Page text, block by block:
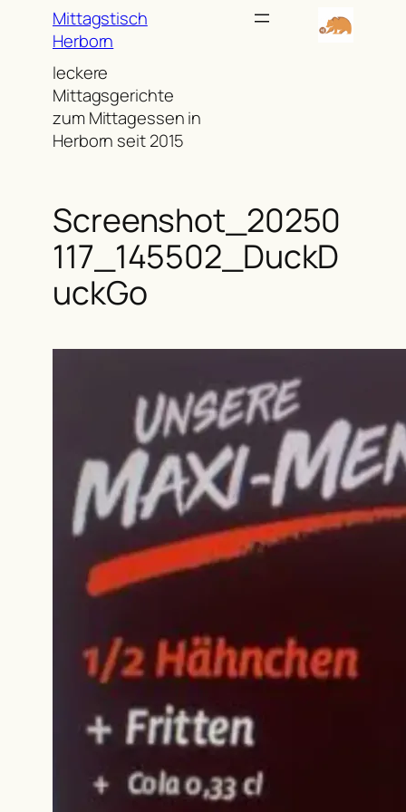
springen
Mittagstisch
Herborn
leckere
Mittagsgerichte
zum Mittagessen in
Herborn seit 2015
Screenshot_20250
117_145502_DuckD
uckGo